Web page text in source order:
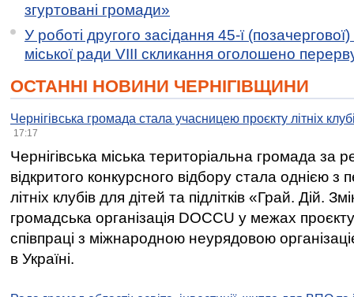
згуртовані громади»
У роботі другого засідання 45-ї (позачергової)
міської ради VIII скликання оголошено
ОСТАННІ НОВИНИ ЧЕРНІГІВЩИНИ
Чернігівська громада стала учасницею проєкту літніх
17:17
Чернігівська міська територіальна громада за
відкритого конкурсного відбору стала однією
літніх клубів для дітей та підлітків «Грай. Дій.
громадська організація DOCCU у межах
співпраці з міжнародною неурядовою
в Україні.